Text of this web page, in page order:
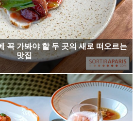
꼭 가봐야 할 두 곳의 새로 떠오르는
맛집